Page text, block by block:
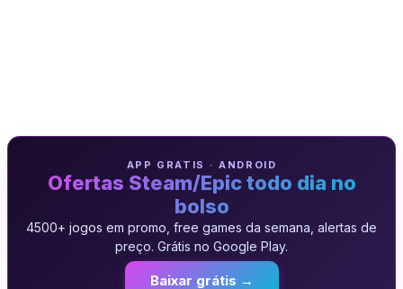
APP GRATIS · ANDROID
Ofertas Steam/Epic todo dia no
bolso
4500+ jogos em promo, free games da semana, alertas de
preço. Grátis no Google Play.
Baixar grátis →